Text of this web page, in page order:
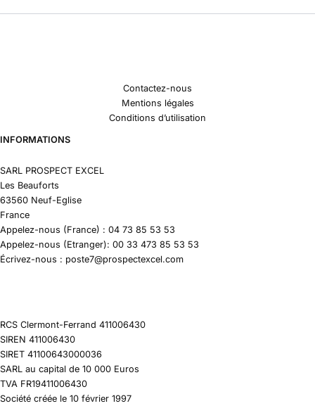
Contactez-nous
Mentions légales
Conditions d’utilisation
INFORMATIONS
SARL PROSPECT EXCEL
Les Beauforts
63560 Neuf-Eglise
France
Appelez-nous (France) : 04 73 85 53 53
Appelez-nous (Etranger): 00 33 473 85 53 53
Écrivez-nous : poste7@prospectexcel.com
RCS Clermont-Ferrand 411006430
SIREN 411006430
SIRET 41100643000036
SARL au capital de 10 000 Euros
TVA FR19411006430
Société créée le 10 février 1997